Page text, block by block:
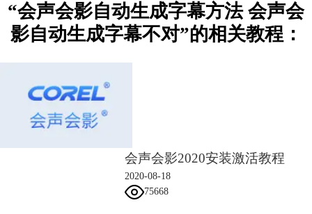
图4：指定源语言
在文本选项中，如图5所示，可设定字幕的字体、字号、颜色、方向等属
性。如果这里跳过了，也可以在转换字幕完成后，运用标题选项面板进行
字幕属性设置。
“会声会影自动生成字幕方法 会声会
影自动生成字幕不对”的相关教程：
会声会影2020安装激活教程
2020-08-18
75668